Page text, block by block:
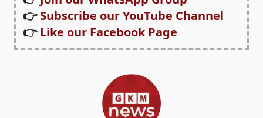
👉Subscribe our YouTube Channel
👉Like our Facebook Page